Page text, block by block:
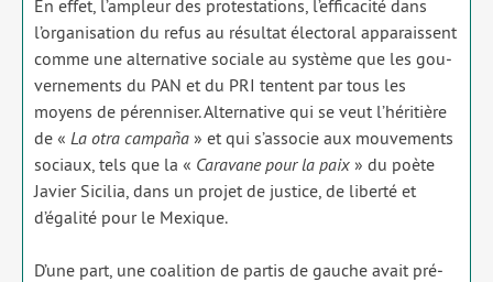
En effet, l’ampleur des pro­tes­ta­tions, l’efficacité dans
l’organisation du refus au résul­tat élec­to­ral appa­raissent
comme une alter­na­tive sociale au sys­tème que les gou­
ver­ne­ments du PAN et du PRI tentent par tous les
moyens de péren­ni­ser. Alternative qui se veut l’héritière
de « La otra cam­paña » et qui s’associe aux mou­ve­ments
sociaux, tels que la « Caravane pour la paix » du poète
Javier Sicilia, dans un pro­jet de jus­tice, de liber­té et
d’égalité pour le Mexique.
D’une part, une coa­li­tion de par­tis de gauche avait pré­